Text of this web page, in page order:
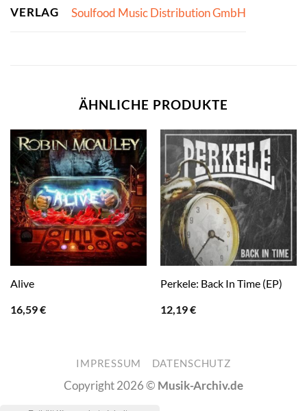
VERLAG Soulfood Music Distribution GmbH
ÄHNLICHE PRODUKTE
Alive
16,59€
Perkele: Back In Time (EP)
12,19€
IMPRESSUM DATENSCHUTZ
Copyright 2026 © Musik-Archiv.de